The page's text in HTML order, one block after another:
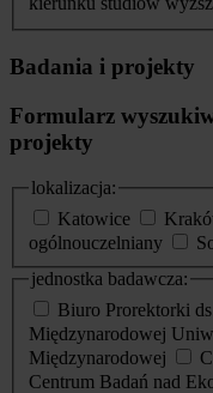
Badania i projekty
Formularz
projekty
lokalizacja:
Katowice
ogólnouczelniany
jednostka badawcza:
Biuro Prorektorki
Międzynarodowej
Międzynarodowej
Centrum Badań nad